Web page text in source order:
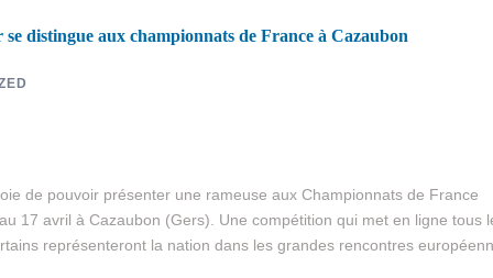
distingue aux championnats de France à Cazaubon
de pouvoir présenter une rameuse aux Championnats de France
17 avril à Cazaubon (Gers). Une compétition qui met en ligne tous
représenteront la nation dans les grandes rencontres